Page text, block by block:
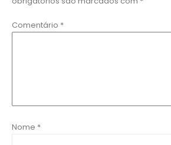
Comentário *
Nome *